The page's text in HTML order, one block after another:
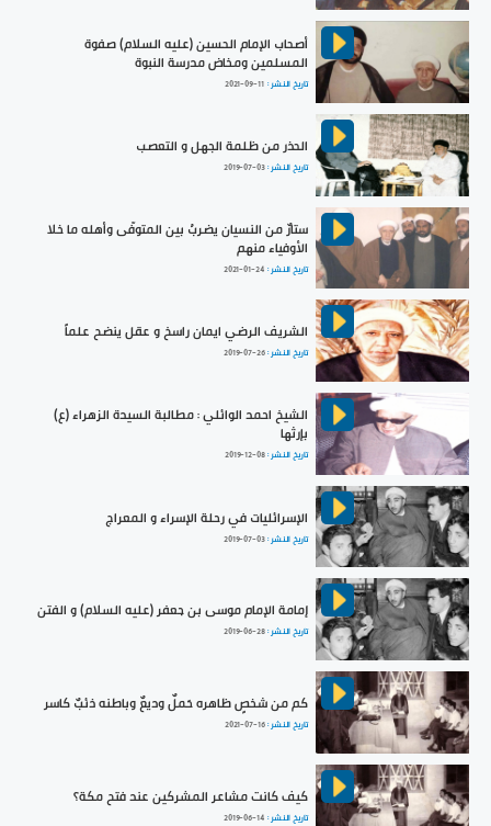
أصحاب الإمام الحسين (عليه السلام) صفوة
المسلمين ومخاض مدرسة النبوة
تاريخ النشر : 2021-09-11
الحذر من ظلمة الجهل و التعصب
تاريخ النشر :2019-07-03
ستارٌ من النسيان يضربُ بين المتوفّى وأهله ما خلا
الأوفياء منهم
تاريخ النشر : 2021-01-24
الشريف الرضي ايمان راسخ و عقل ينضح علماً
تاريخ النشر :2019-07-26
الشيخ احمد الوائلي : مطالبة السيدة الزهراء (ع)
بإرثها
تاريخ النشر :2019-12-08
الإسرائليات في رحلة الإسراء و المعراج
تاريخ النشر :2019-07-03
إمامة الإمام موسى بن جعفر (عليه السلام) و الفتن
تاريخ النشر :2019-06-28
كم من شخصٍ ظاهره حَملٌ وديعٌ وباطنه ذئبٌ كاسر
تاريخ النشر :2021-07-16
كيف كانت مشاعر المشركين عند فتح مكة؟
تاريخ النشر : 2019-06-14